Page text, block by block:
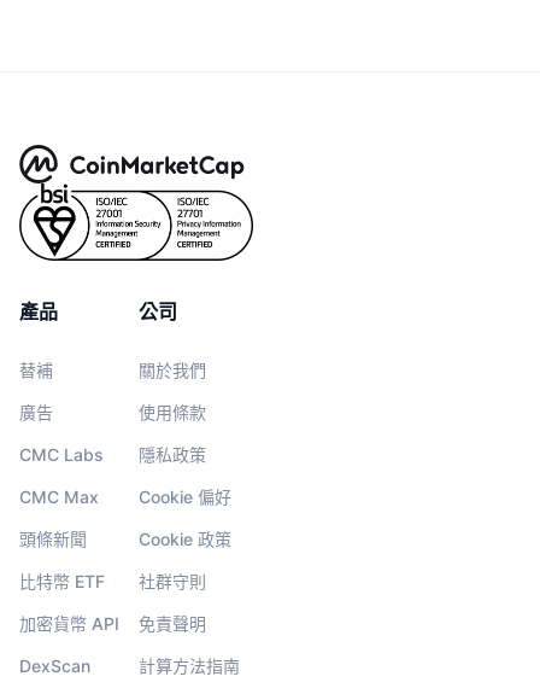
產品
替補
廣告
CMC Labs
CMC Max
頭條新聞
比特幣 ETF
加密貨幣 API
DexScan
公司
關於我們
使用條款
隱私政策
Cookie 偏好
Cookie 政策
社群守則
免責聲明
計算方法指南